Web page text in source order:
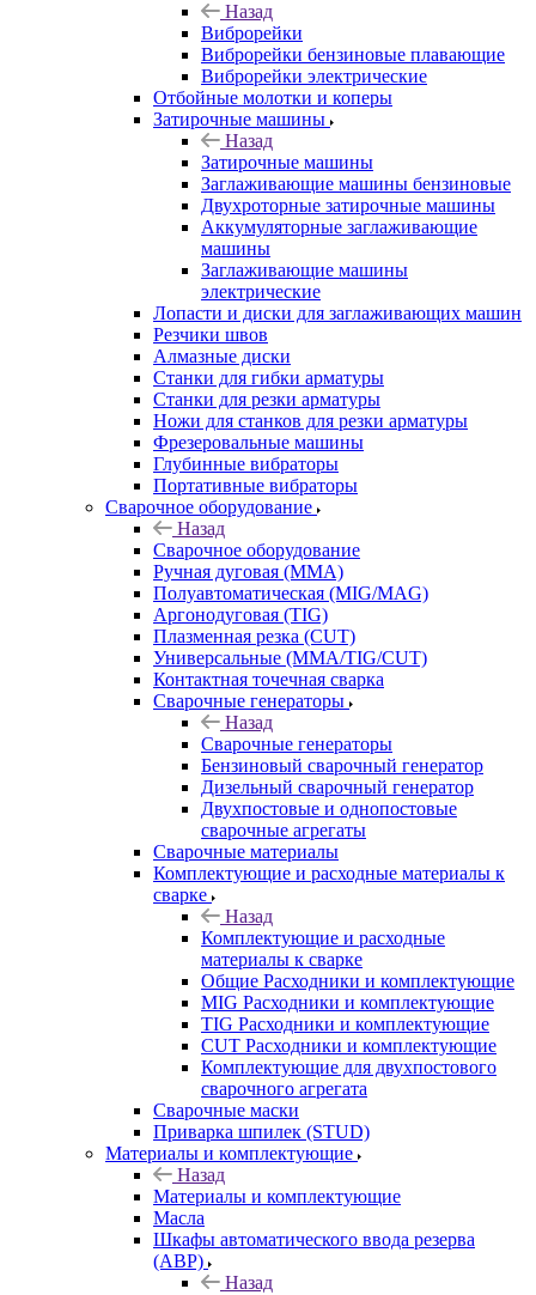
Назад
Виброрейки
Виброрейки бензиновые плавающие
Виброрейки электрические
Отбойные молотки и коперы
Затирочные машины
Назад
Затирочные машины
Заглаживающие машины бензиновые
Двухроторные затирочные машины
Аккумуляторные заглаживающие
машины
Заглаживающие машины
электрические
Лопасти и диски для заглаживающих машин
Резчики швов
Алмазные диски
Станки для гибки арматуры
Станки для резки арматуры
Ножи для станков для резки арматуры
Фрезеровальные машины
Глубинные вибраторы
Портативные вибраторы
Сварочное оборудование
Назад
Сварочное оборудование
Ручная дуговая (MMA)
Полуавтоматическая (MIG/MAG)
Аргонодуговая (TIG)
Плазменная резка (CUT)
Универсальные (MMA/TIG/CUT)
Контактная точечная сварка
Сварочные генераторы
Назад
Сварочные генераторы
Бензиновый сварочный генератор
Дизельный сварочный генератор
Двухпостовые и однопостовые
сварочные агрегаты
Сварочные материалы
Комплектующие и расходные материалы к
сварке
Назад
Комплектующие и расходные
материалы к сварке
Общие Расходники и комплектующие
MIG Расходники и комплектующие
TIG Расходники и комплектующие
CUT Расходники и комплектующие
Комплектующие для двухпостового
сварочного агрегата
Сварочные маски
Приварка шпилек (STUD)
Материалы и комплектующие
Назад
Материалы и комплектующие
Масла
Шкафы автоматического ввода резерва
(АВР)
Назад